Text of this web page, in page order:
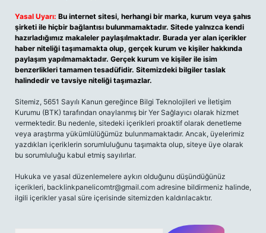
Yasal Uyarı: Bu internet sitesi, herhangi bir marka, kurum veya şahıs
şirketi ile hiçbir bağlantısı bulunmamaktadır. Sitede yalnızca kendi
hazırladığımız makaleler paylaşılmaktadır. Burada yer alan içerikler
haber niteliği taşımamakta olup, gerçek kurum ve kişiler hakkında
paylaşım yapılmamaktadır. Gerçek kurum ve kişiler ile isim
benzerlikleri tamamen tesadüfidir. Sitemizdeki bilgiler taslak
halindedir ve tavsiye niteliği taşımazlar.
Sitemiz, 5651 Sayılı Kanun gereğince Bilgi Teknolojileri ve İletişim
Kurumu (BTK) tarafından onaylanmış bir Yer Sağlayıcı olarak hizmet
vermektedir. Bu nedenle, sitedeki içerikleri proaktif olarak denetleme
veya araştırma yükümlülüğümüz bulunmamaktadır. Ancak, üyelerimiz
yazdıkları içeriklerin sorumluluğunu taşımakta olup, siteye üye olarak
bu sorumluluğu kabul etmiş sayılırlar.
Hukuka ve yasal düzenlemelere aykırı olduğunu düşündüğünüz
içerikleri, backlinkpanelicomtr@gmail.com adresine bildirmeniz halinde,
ilgili içerikler yasal süre içerisinde sitemizden kaldırılacaktır.